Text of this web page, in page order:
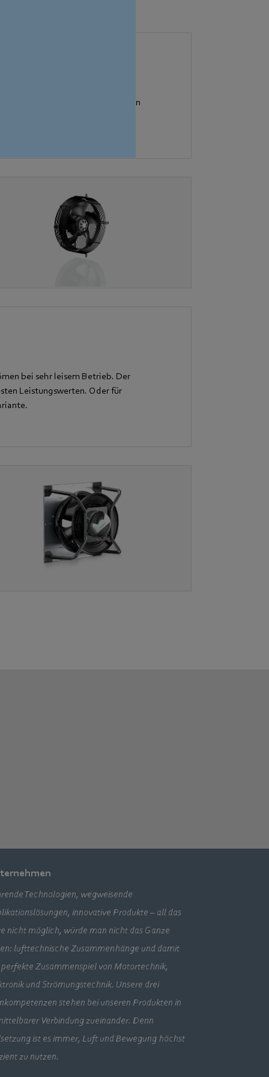
einbaufertigen Radialventilatoren
bei sehr leisem Betrieb. Der
Leistungswerten. Oder für
Technologien, wegweisende
innovative Produkte – all das
nicht möglich, würde man nicht das Ganze
lufttechnische Zusammenhänge und damit
perfekte Zusammenspiel von Motortechnik,
und Strömungstechnik. Unsere drei
stehen bei unseren Produkten in
Verbindung zueinander. Denn
ist es immer, Luft und Bewegung höchst
zu nutzen.